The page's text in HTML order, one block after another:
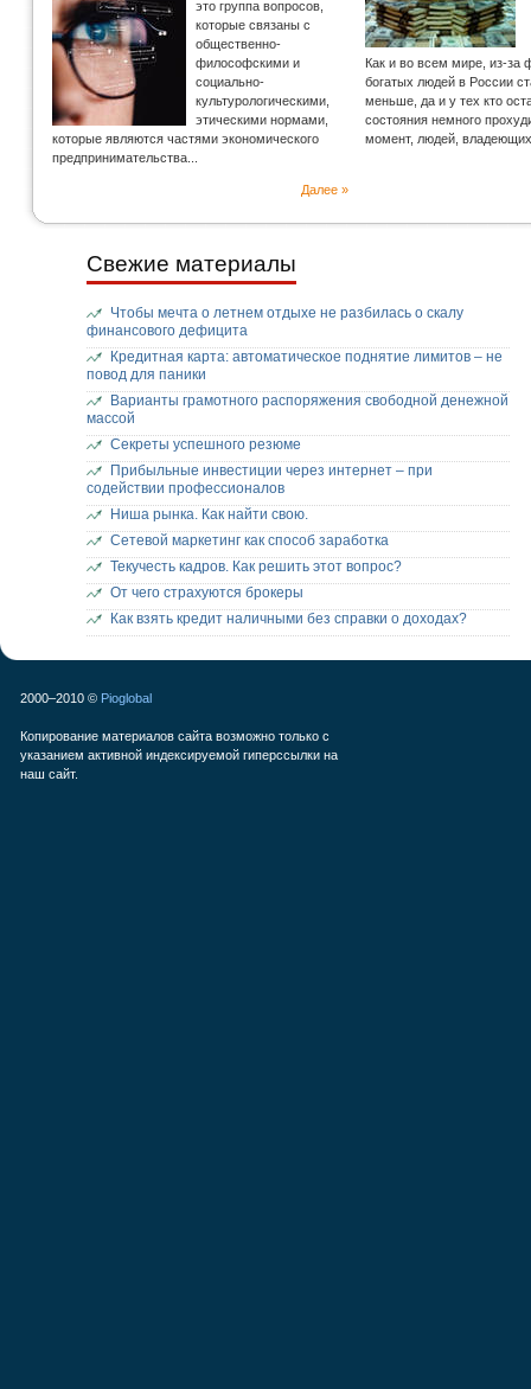
это группа вопросов,
которые связаны с
общественно-
философскими и
социально-
культурологическими,
этическими нормами,
которые являются частями экономического
предпринимательства...
Далее »
Как и во всем мире, из-за
богатых людей в России
меньше, да и у тех кто
состояния немного
момент, людей, владеющих
Свежие материалы
Чтобы мечта о летнем отдыхе не разбилась о скалу
финансового дефицита
Кредитная карта: автоматическое поднятие лимитов – не
повод для паники
Варианты грамотного распоряжения свободной денежной
массой
Секреты успешного резюме
Прибыльные инвестиции через интернет – при
содействии профессионалов
Ниша рынка. Как найти свою.
Сетевой маркетинг как способ заработка
Текучесть кадров. Как решить этот вопрос?
От чего страхуются брокеры
Как взять кредит наличными без справки о доходах?
2000–2010 © Pioglobal
Копирование материалов сайта возможно только с
указанием активной индексируемой гиперссылки на
наш сайт.